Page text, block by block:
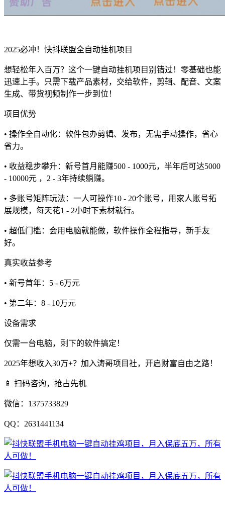
2025必冲！快抖联盟全自动挂机项目
想轻松年入百万？这个一键自动挂机项目别错过！零基础也能
迅速上手。只需下载产品素材，交给软件，剪辑、配音、文案
生成、带货视频制作一步到位！
项目优势
• 操作全自动化：软件包办剪辑、发布，无需手动操作，省心
省力。
• 收益稳步攀升：新号首月能赚500 - 1000元，半年后可达5000
- 10000元 ，2 - 3年持续躺赚。
• 多账号矩阵玩法：一人可操作10 - 20个账号，用家人账号拓
展规模，每天花1 - 2小时下素材就行。
• 超低门槛：会用电脑就能做，软件操作全程指导，新手友
好。
真实收益参考
• 新号首年：5 - 6万元
• 第二年：8 - 10万元
设备需求
仅需一台电脑，剩下的软件搞定！
2025年想收入30万+？加入涛哥项目社，开启财富自由之路！
📱 扫码咨询，抢占先机
微信：1375733829
QQ：2631441134